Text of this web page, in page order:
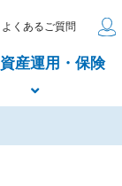
資産運用・保険
よくあるご質問